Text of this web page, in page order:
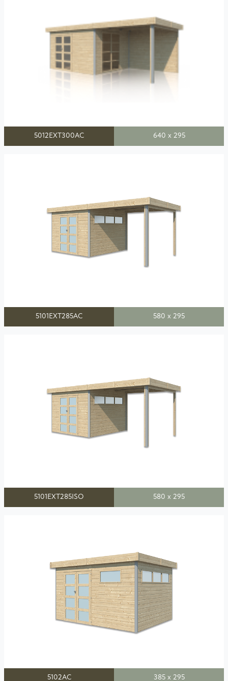
5012EXT300AC 640 x 295
5101EXT285AC 580 x 295
5101EXT285ISO 580 x 295
5102AC 385 x 295